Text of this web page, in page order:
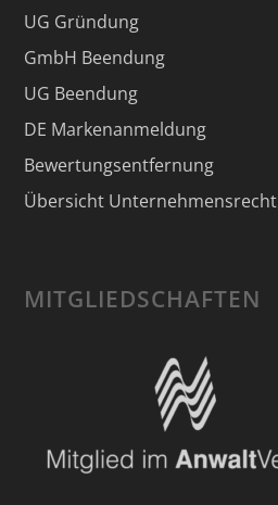
UG Gründung
GmbH Beendung
UG Beendung
DE Markenanmeldung
Bewertungsentfernung
Übersicht Unternehmensrecht
MITGLIEDSCHAFTEN